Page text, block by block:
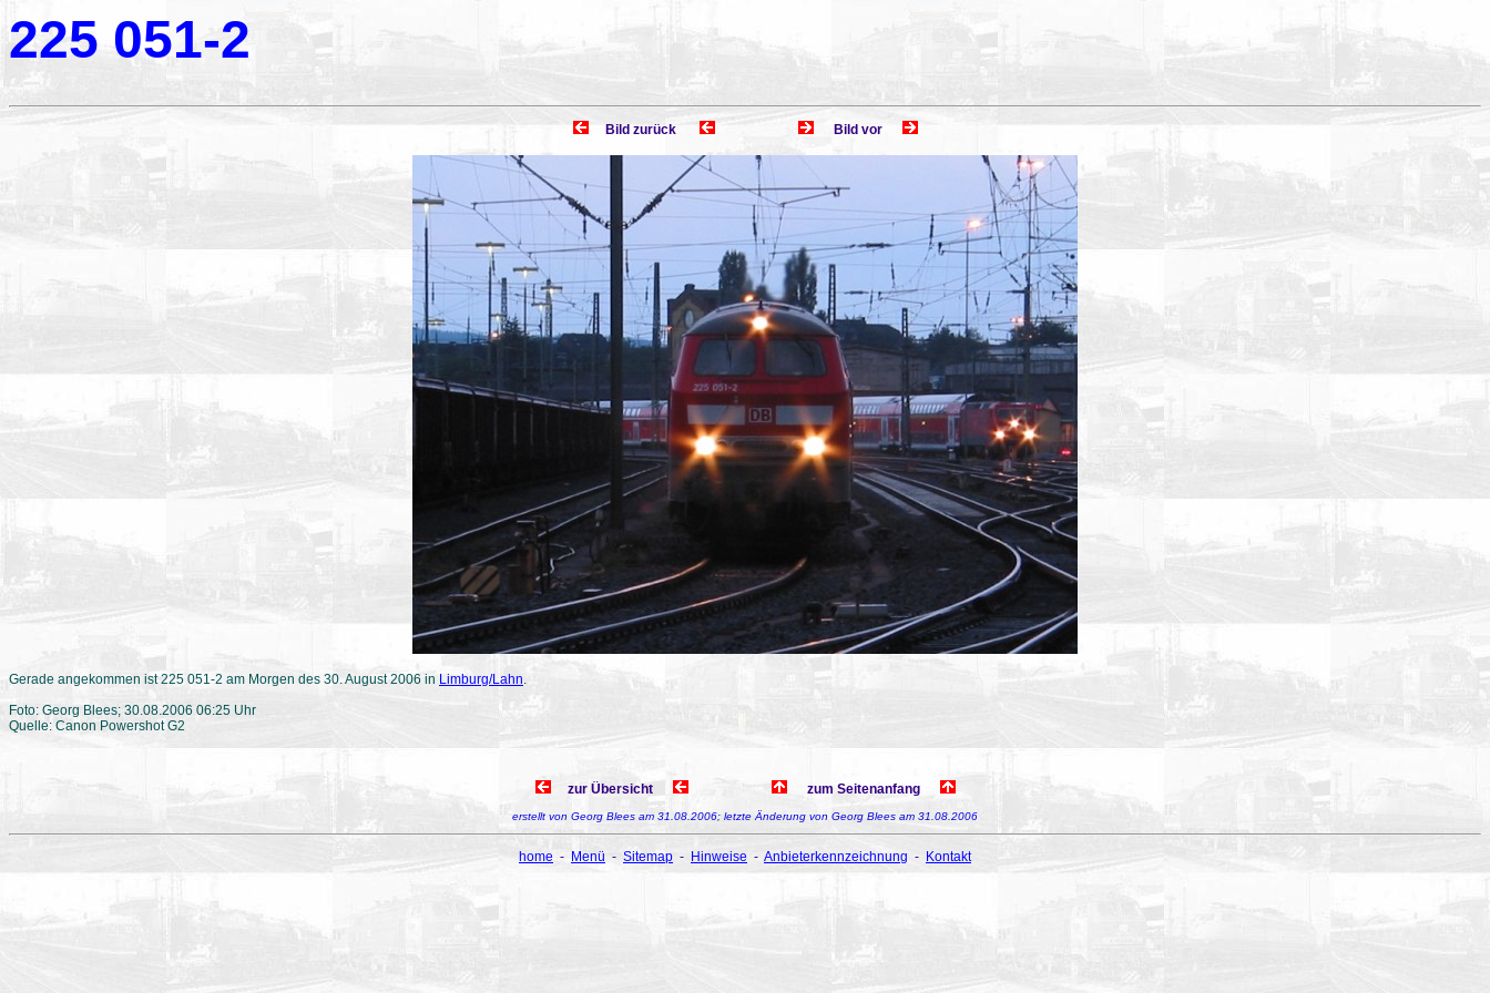
225 051-2
Bild zurück Bild vor
Gerade angekommen ist 225 051-2 am Morgen des 30. August 2006 in Limburg/Lahn.
Foto: Georg Blees; 30.08.2006 06:25 Uhr
Quelle: Canon Powershot G2
zur Übersicht zum Seitenanfang
erstellt von Georg Blees am 31.08.2006; letzte Änderung von Georg Blees am 31.08.2006
home - Menü - Sitemap - Hinweise - Anbieterkennzeichnung - Kontakt